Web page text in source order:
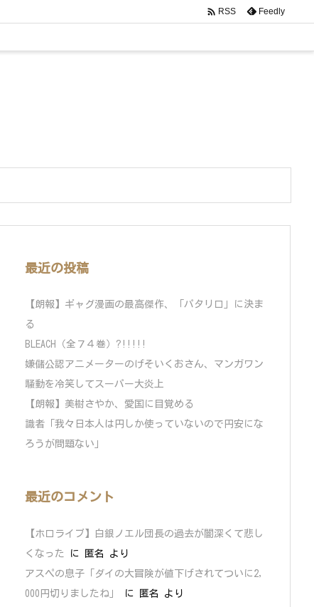
 RSS Feedly
最近の投稿
【朗報】ギャグ漫画の最高傑作、「パタリロ」に決ま
る
BLEACH（全７４巻）?!!!!!
嫌儲公認アニメーターのげそいくおさん、マンガワン
騒動を冷笑してスーパー大炎上
【朗報】美樹さやか、愛国に目覚める
識者「我々日本人は円しか使っていないので円安にな
ろうが問題ない」
最近のコメント
【ホロライブ】白銀ノエル団長の過去が闇深くて悲し
くなった
に 匿名
より
アスペの息子「ダイの大冒険が値下げされてついに2,
000円切りましたね」
に 匿名
より